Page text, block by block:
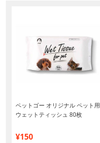
ペットゴー オリジナル ペット用
ウェットティッシュ 80枚
¥150